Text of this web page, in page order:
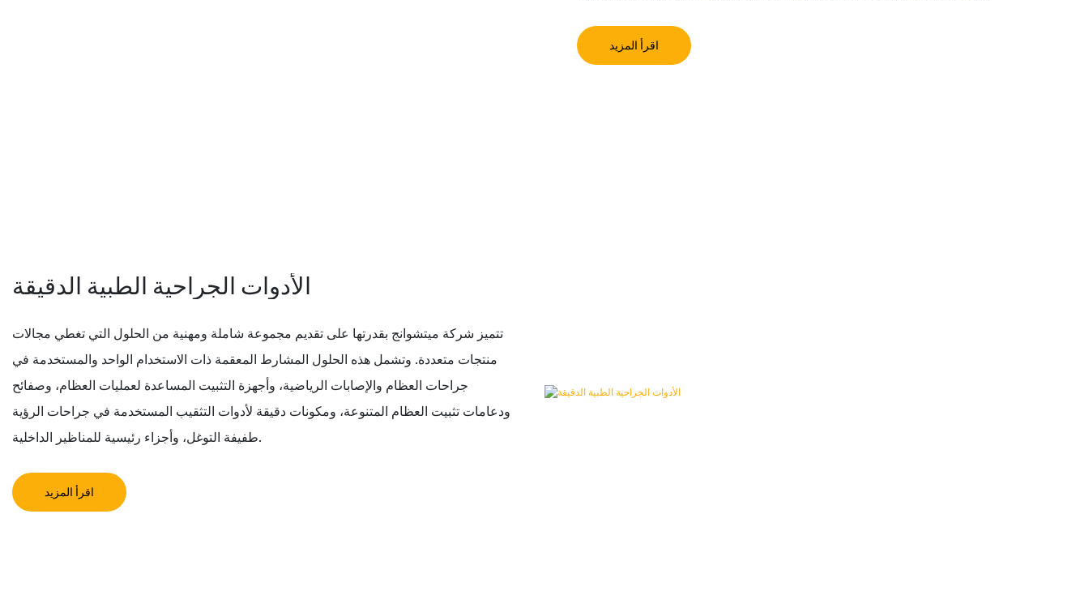
اقرأ المزيد
الأدوات الجراحية الطبية الدقيقة
تتميز شركة ميتشوانج بقدرتها على تقديم مجموعة شاملة ومهنية من الحلول التي تغطي مجالات
منتجات متعددة. وتشمل هذه الحلول المشارط المعقمة ذات الاستخدام الواحد والمستخدمة في
جراحات العظام والإصابات الرياضية، وأجهزة التثبيت المساعدة لعمليات العظام، وصفائح
ودعامات تثبيت العظام المتنوعة، ومكونات دقيقة لأدوات التثقيب المستخدمة في جراحات الرؤية
طفيفة التوغل، وأجزاء رئيسية للمناظير الداخلية.
اقرأ المزيد